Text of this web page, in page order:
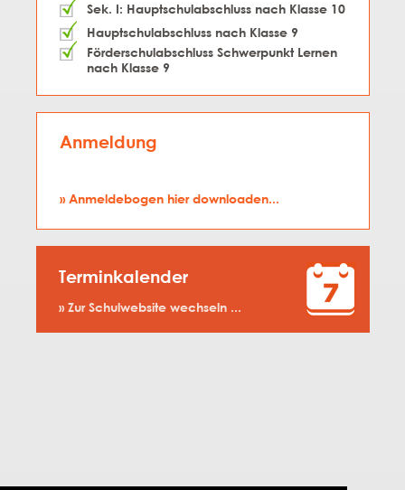
Sek. I: Hauptschulabschluss nach Klasse 10
Hauptschulabschluss nach Klasse 9
Förderschulabschluss Schwerpunkt Lernen
nach Klasse 9
Anmeldung
» Anmeldebogen hier downloaden...
Terminkalender
» Zur Schulwebsite wechseln ...